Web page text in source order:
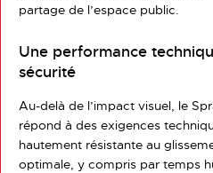
partage de l’espace public.
Une performance
sécurité
Au-delà de l’impact visuel, le
répond à des exigences
hautement résistante au
optimale, y compris par temps